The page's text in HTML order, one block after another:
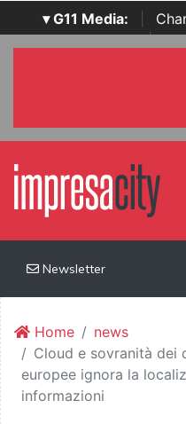
▾ G11 Media:
SecurityOpenLab |
Newsletter
Home
news
Cloud e sovranità dei
europee ignora la
informazioni